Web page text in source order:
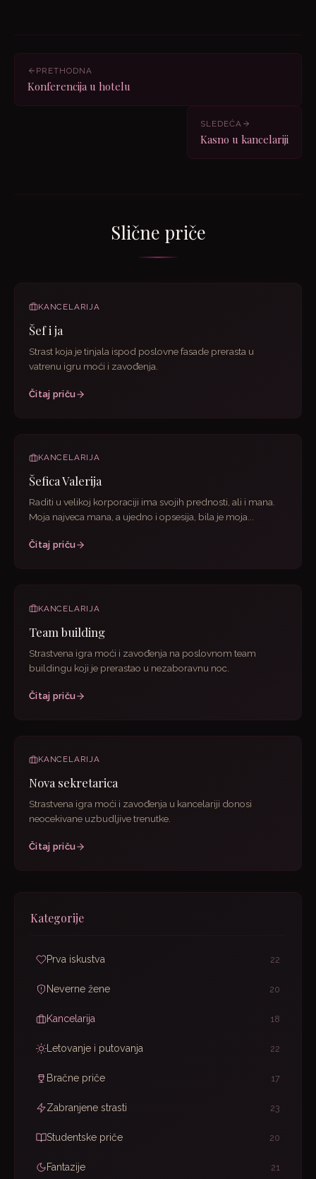
PRETHODNA
Konferencija u hotelu
SLEDEĆA
Kasno u kancelariji
Slične priče
KANCELARIJA
Šef i ja
Strast koja je tinjala ispod poslovne fasade prerasta u
vatrenu igru moći i zavođenja.
Čitaj priču
KANCELARIJA
Šefica Valerija
Raditi u velikoj korporaciji ima svojih prednosti, ali i mana.
Moja najveca mana, a ujedno i opsesija, bila je moja...
Čitaj priču
KANCELARIJA
Team building
Strastvena igra moći i zavođenja na poslovnom team
buildingu koji je prerastao u nezaboravnu noc.
Čitaj priču
KANCELARIJA
Nova sekretarica
Strastvena igra moći i zavođenja u kancelariji donosi
neocekivane uzbudljive trenutke.
Čitaj priču
Kategorije
Prva iskustva 22
Neverne žene 20
Kancelarija 18
Letovanje i putovanja 22
Bračne priče 17
Zabranjene strasti 23
Studentske priče 20
Fantazije 21